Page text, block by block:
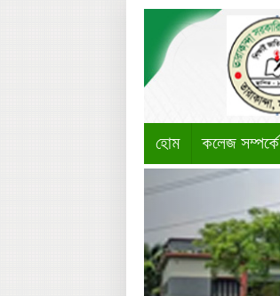
হোম কলেজ সম্পর্কে